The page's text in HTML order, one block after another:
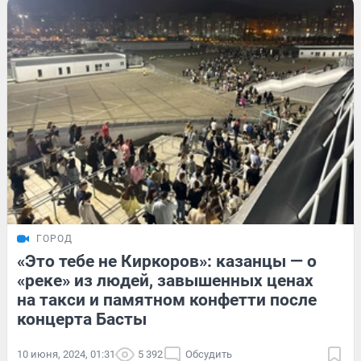
ГОРОД
«Это тебе не Киркоров»: казанцы — о
«реке» из людей, завышенных ценах
на такси и памятном конфетти после
концерта Басты
10 июня, 2024, 01:31 5 392 Обсудить